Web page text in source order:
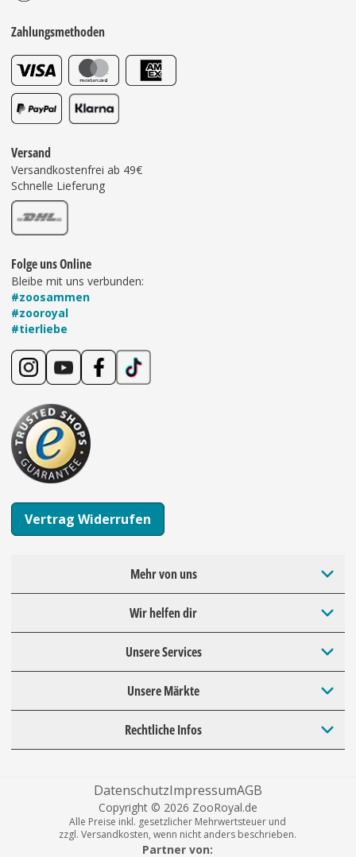
Zahlungsmethoden
Versand
Versandkostenfrei ab 49€
Schnelle Lieferung
Folge uns Online
Bleibe mit uns verbunden:
#zoosammen
#zooroyal
#tierliebe
Vertrag Widerrufen
Mehr von uns
Wir helfen dir
Unsere Services
Unsere Märkte
Rechtliche Infos
DatenschutzImpressumAGB
Copyright © 2026 ZooRoyal.de
Alle Preise inkl. gesetzlicher Mehrwertsteuer und
zzgl. Versandkosten, wenn nicht anders beschrieben.
Partner von: